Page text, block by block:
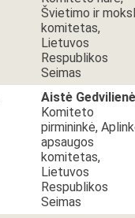
Švietimo ir
komitetas,
Lietuvos
Respublikos
Seimas
Aistė Gedvilienė
Komiteto
pirmininkė,
apsaugos
komitetas,
Lietuvos
Respublikos
Seimas